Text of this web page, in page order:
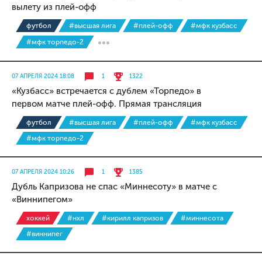
вылету из плей-офф
футбол #высшая лига #плей-офф
#мфк кузбасс
#мфк торпедо-2
07 АПРЕЛЯ 2024 18:08 1 1322
«Кузбасс» встречается с дублем «Торпедо» в
первом матче плей-офф. Прямая трансляция
футбол #высшая лига #плей-офф
#мфк кузбасс
#мфк торпедо-2
07 АПРЕЛЯ 2024 10:26 1 1385
Дубль Капризова не спас «Миннесоту» в матче с
«Виннипегом»
хоккей #нхл #кирилл капризов
#миннесота
#виннипег